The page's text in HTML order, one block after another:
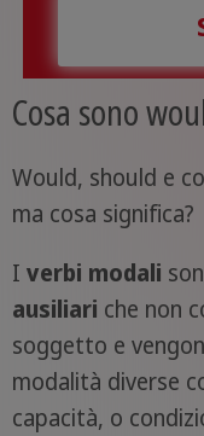
Cosa sono
Would, should e
ma cosa significa?
I verbi modali
ausiliari che non
soggetto e
modalità diverse
capacità, o